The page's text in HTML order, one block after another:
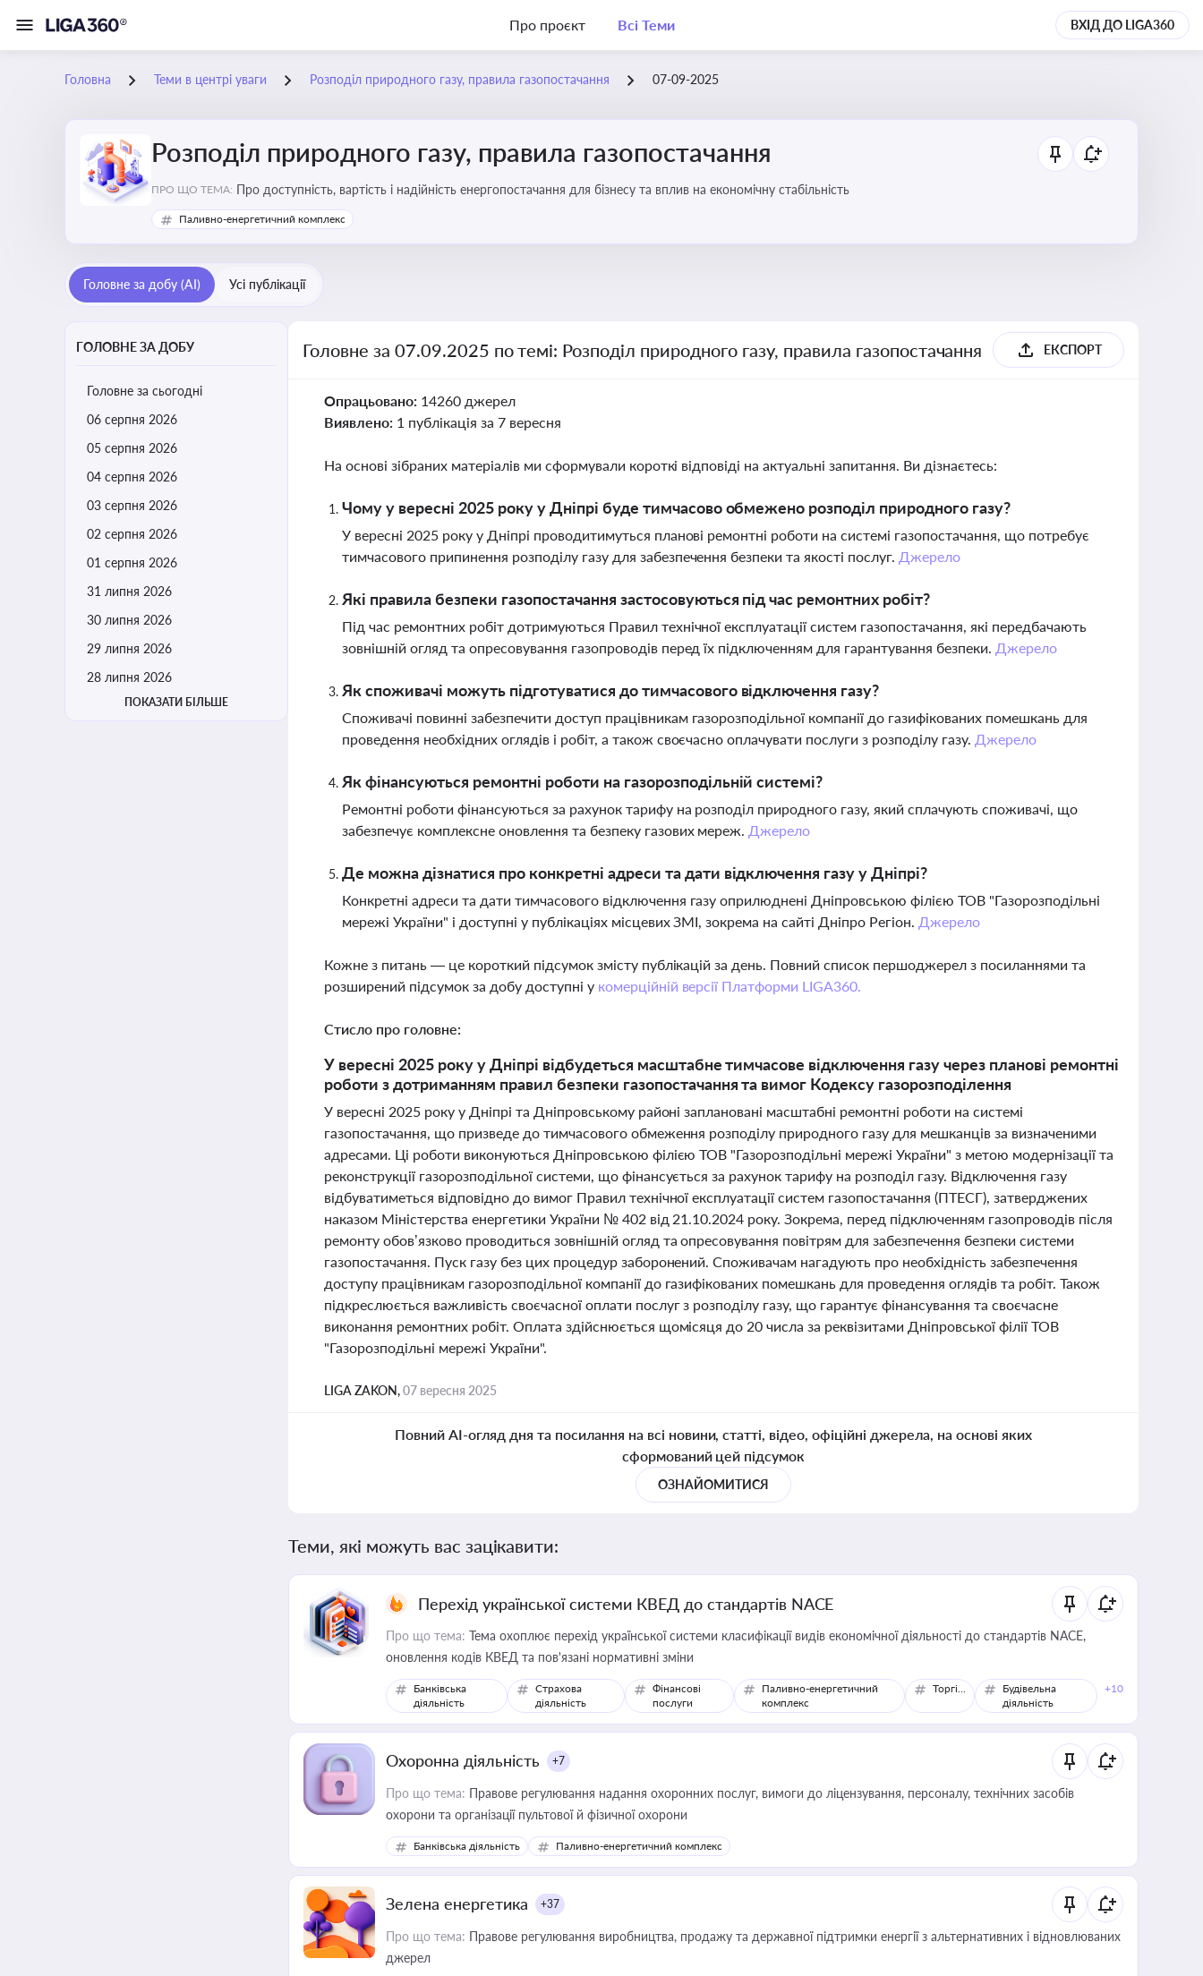
Про проєкт Всі Теми ВХІД ДО LIGA360
Головна Теми в центрі уваги Розподіл природного газу, правила газопостачання 07-09-2025
Розподіл природного газу, правила газопостачання
ПРО ЩО ТЕМА: Про доступність, вартість і надійність енергопостачання для бізнесу та вплив на економічну стабільність
Паливно-енергетичний комплекс
Головне за добу (AI) Усі публікації
ГОЛОВНЕ ЗА ДОБУ
Головне за сьогодні
06 серпня 2026
05 серпня 2026
04 серпня 2026
03 серпня 2026
02 серпня 2026
01 серпня 2026
31 липня 2026
30 липня 2026
29 липня 2026
28 липня 2026
ПОКАЗАТИ БІЛЬШЕ
Головне за 07.09.2025 по темі: Розподіл природного газу, правила газопостачання ЕКСПОРТ
Опрацьовано: 14260 джерел
Виявлено: 1 публікація за 7 вересня
На основі зібраних матеріалів ми сформували короткі відповіді на актуальні запитання. Ви дізнаєтесь:
Чому у вересні 2025 року у Дніпрі буде тимчасово обмежено розподіл природного газу?
У вересні 2025 року у Дніпрі проводитимуться планові ремонтні роботи на системі газопостачання, що потребує
тимчасового припинення розподілу газу для забезпечення безпеки та якості послуг. Джерело
Які правила безпеки газопостачання застосовуються під час ремонтних робіт?
Під час ремонтних робіт дотримуються Правил технічної експлуатації систем газопостачання, які передбачають
зовнішній огляд та опресовування газопроводів перед їх підключенням для гарантування безпеки. Джерело
Як споживачі можуть підготуватися до тимчасового відключення газу?
Споживачі повинні забезпечити доступ працівникам газорозподільної компанії до газифікованих помешкань для
проведення необхідних оглядів і робіт, а також своєчасно оплачувати послуги з розподілу газу. Джерело
Як фінансуються ремонтні роботи на газорозподільній системі?
Ремонтні роботи фінансуються за рахунок тарифу на розподіл природного газу, який сплачують споживачі, що
забезпечує комплексне оновлення та безпеку газових мереж. Джерело
Де можна дізнатися про конкретні адреси та дати відключення газу у Дніпрі?
Конкретні адреси та дати тимчасового відключення газу оприлюднені Дніпровською філією ТОВ "Газорозподільні
мережі України" і доступні у публікаціях місцевих ЗМІ, зокрема на сайті Дніпро Регіон. Джерело
Кожне з питань — це короткий підсумок змісту публікацій за день. Повний список першоджерел з посиланнями та
розширений підсумок за добу доступні у комерційній версії Платформи LIGA360.
Стисло про головне:
У вересні 2025 року у Дніпрі відбудеться масштабне тимчасове відключення газу через планові ремонтні
роботи з дотриманням правил безпеки газопостачання та вимог Кодексу газорозподілення
У вересні 2025 року у Дніпрі та Дніпровському районі заплановані масштабні ремонтні роботи на системі
газопостачання, що призведе до тимчасового обмеження розподілу природного газу для мешканців за визначеними
адресами. Ці роботи виконуються Дніпровською філією ТОВ "Газорозподільні мережі України" з метою модернізації та
реконструкції газорозподільної системи, що фінансується за рахунок тарифу на розподіл газу. Відключення газу
відбуватиметься відповідно до вимог Правил технічної експлуатації систем газопостачання (ПТЕСГ), затверджених
наказом Міністерства енергетики України № 402 від 21.10.2024 року. Зокрема, перед підключенням газопроводів після
ремонту обов’язково проводиться зовнішній огляд та опресовування повітрям для забезпечення безпеки системи
газопостачання. Пуск газу без цих процедур заборонений. Споживачам нагадують про необхідність забезпечення
доступу працівникам газорозподільної компанії до газифікованих помешкань для проведення оглядів та робіт. Також
підкреслюється важливість своєчасної оплати послуг з розподілу газу, що гарантує фінансування та своєчасне
виконання ремонтних робіт. Оплата здійснюється щомісяця до 20 числа за реквізитами Дніпровської філії ТОВ
"Газорозподільні мережі України".
LIGA ZAKON,07 вересня 2025
Повний AI-огляд дня та посилання на всі новини, статті, відео, офіційні джерела, на основі яких
сформований цей підсумок
ОЗНАЙОМИТИСЯ
Теми, які можуть вас зацікавити:
Перехід української системи КВЕД до стандартів NACE
Про що тема: Тема охоплює перехід української системи класифікації видів економічної діяльності до стандартів NACE,
оновлення кодів КВЕД та пов'язані нормативні зміни
Банківська
діяльність
Страхова
діяльність
Фінансові
послуги
Паливно-енергетичний
комплекс
Торгівля
Будівельна
діяльність
+10
Охоронна діяльність +7
Про що тема: Правове регулювання надання охоронних послуг, вимоги до ліцензування, персоналу, технічних засобів
охорони та організації пультової й фізичної охорони
Банківська діяльність Паливно-енергетичний комплекс
Зелена енергетика +37
Про що тема: Правове регулювання виробництва, продажу та державної підтримки енергії з альтернативних і відновлюваних
джерел